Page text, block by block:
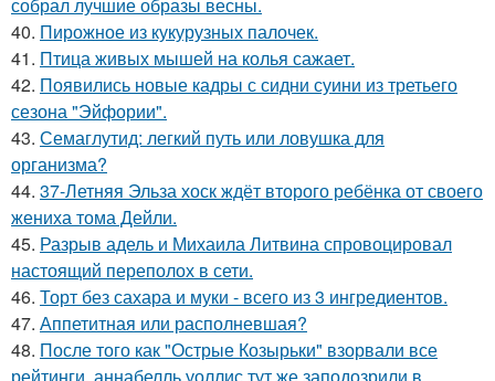
40. Пирожное из кукурузных палочек.
41. Птица живых мышей на колья сажает.
42. Появились новые кадры с сидни суини из третьего
сезона "Эйфории".
43. Семаглутид: легкий путь или ловушка для
организма?
44. 37-Летняя Эльза хоск ждёт второго ребёнка от своего
жениха тома Дейли.
45. Разрыв адель и Михаила Литвина спровоцировал
настоящий переполох в сети.
46. Торт без сахара и муки - всего из 3 ингредиентов.
47. Аппетитная или располневшая?
48. После того как "Острые Козырьки" взорвали все
рейтинги, аннабелль уоллис тут же заподозрили в